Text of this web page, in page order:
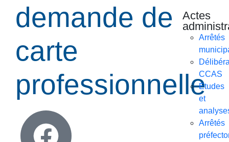
Actes
Arrêtés
CCAS
Etudes
et
Arrêtés
demande de
carte
professionnelle